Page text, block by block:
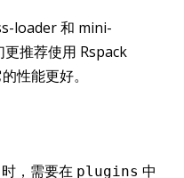
loader 和 mini-
推荐使用 Rspack
的性能更好。
，需要在 plugins 中